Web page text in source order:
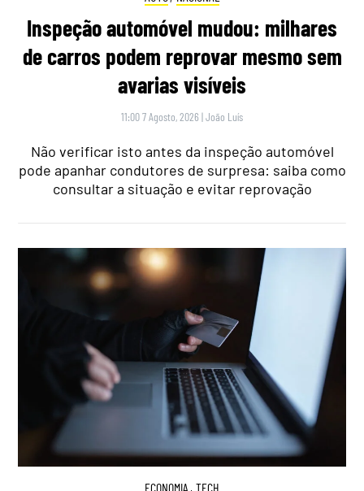
Inspeção automóvel mudou: milhares
de carros podem reprovar mesmo sem
avarias visíveis
11:00 7 Agosto, 2026 |João Luís
Não verificar isto antes da inspeção automóvel
pode apanhar condutores de surpresa: saiba como
consultar a situação e evitar reprovação
ECONOMIA , TECH